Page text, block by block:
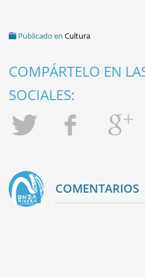
Publicado en Cultura
COMPÁRTELO EN
SOCIALES:
COMENTARIOS